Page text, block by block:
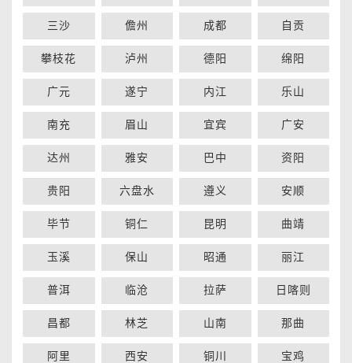
三沙 儋州 成都 自贡
攀枝花 泸州 德阳 绵阳
广元 遂宁 内江 乐山
南充 眉山 宜宾 广安
达州 雅安 巴中 资阳
贵阳 六盘水 遵义 安顺
毕节 铜仁 昆明 曲靖
玉溪 保山 昭通 丽江
普洱 临沧 拉萨 日喀则
昌都 林芝 山南 那曲
阿里 西安 铜川 宝鸡